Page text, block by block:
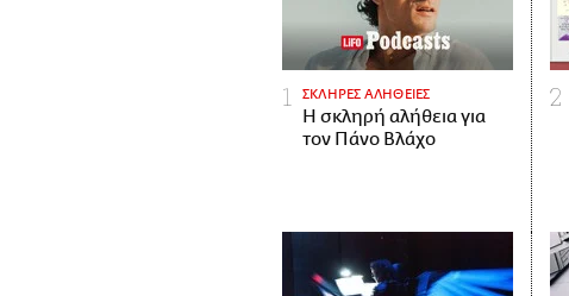
ΣΚΛΗΡΕΣ ΑΛΗΘΕΙΕΣ
H σκληρή αλήθεια για
τον Πάνο Βλάχο